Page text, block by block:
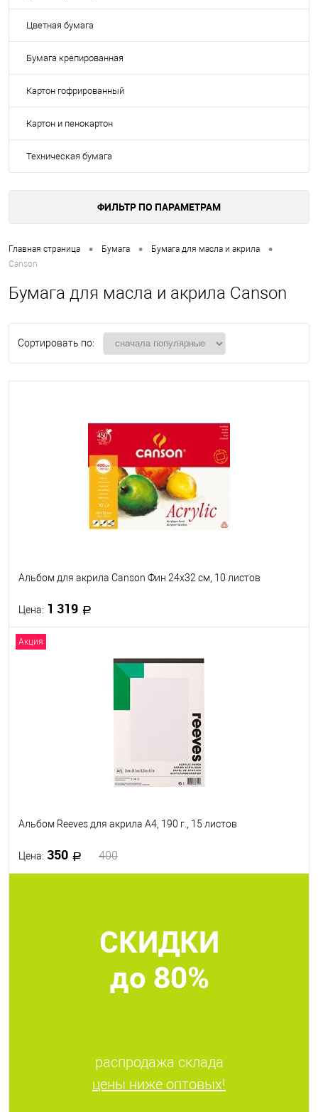
Цветная бумага
Бумага крепированная
Картон гофрированный
Картон и пенокартон
Техническая бумага
ФИЛЬТР ПО ПАРАМЕТРАМ
Главная страница • Бумага • Бумага для масла и акрила •
Canson
Бумага для масла и акрила Canson
Сортировать по:
Альбом для акрила Canson Фин 24x32 см, 10 листов
Цена: 1 319
Акция
Альбом Reeves для акрила А4, 190 г., 15 листов
Цена: 350 400
В наличии
СКИДКИ
до 80%
распродажа склада
цены ниже оптовых!